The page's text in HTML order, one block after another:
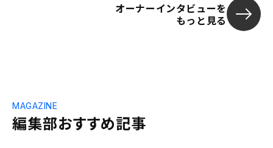
オーナーインタビューを
もっと見る
編集部おすすめ記事
MAGAZINE